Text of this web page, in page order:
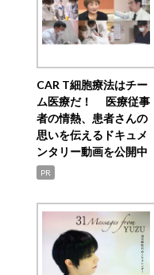
CAR T細胞療法はチー
ム医療だ！ 医療従事
者の情熱、患者さんの
思いを伝えるドキュメ
ンタリー動画を公開中
PR